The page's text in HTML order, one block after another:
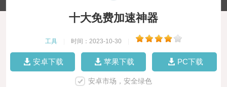
十大免费加速神器
工具 时间：2023-10-30
安卓下载 苹果下载 PC下载
安卓市场，安全绿色